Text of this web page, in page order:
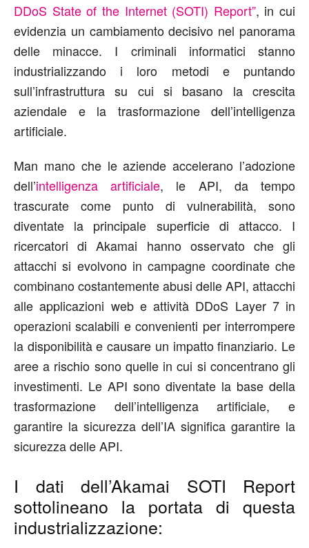
DDoS State of the Internet (SOTI) Report”, in cui
evidenzia un cambiamento decisivo nel panorama
delle minacce. I criminali informatici stanno
industrializzando i loro metodi e puntando
sull’infrastruttura su cui si basano la crescita
aziendale e la trasformazione dell’intelligenza
artificiale.
Man mano che le aziende accelerano l’adozione
dell’intelligenza artificiale, le API, da tempo
trascurate come punto di vulnerabilità, sono
diventate la principale superficie di attacco. I
ricercatori di Akamai hanno osservato che gli
attacchi si evolvono in campagne coordinate che
combinano costantemente abusi delle API, attacchi
alle applicazioni web e attività DDoS Layer 7 in
operazioni scalabili e convenienti per interrompere
la disponibilità e causare un impatto finanziario. Le
aree a rischio sono quelle in cui si concentrano gli
investimenti. Le API sono diventate la base della
trasformazione dell’intelligenza artificiale, e
garantire la sicurezza dell’IA significa garantire la
sicurezza delle API.
I dati dell’Akamai SOTI Report
sottolineano la portata di questa
industrializzazione: